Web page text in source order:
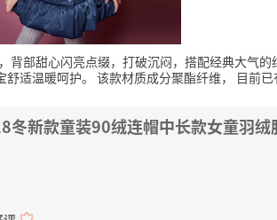
部甜心闪亮点缀，打破沉闷，搭配经典大气
适温暖呵护。 该款材质成分聚酯纤维， 目前
冬新款童装90绒连帽中长款女童羽绒